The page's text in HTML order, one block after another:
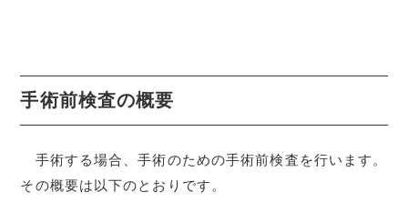
手術前検査の概要
手術する場合、手術のための手術前検査を行います。
その概要は以下のとおりです。